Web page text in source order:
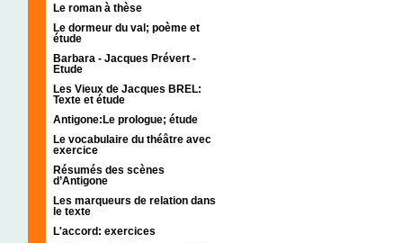
Le roman à thèse
Le dormeur du val; poème et
étude
Barbara - Jacques Prévert -
Etude
Les Vieux de Jacques BREL:
Texte et étude
Antigone:Le prologue; étude
Le vocabulaire du théâtre avec
exercice
Résumés des scènes
d’Antigone
Les marqueurs de relation dans
le texte
L'accord: exercices